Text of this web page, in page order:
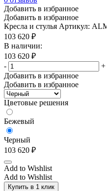
Добавить в избранное
Добавить в избранное
Кресла и стулья Артикул:
103 620 ₽
В наличии:
103 620 ₽
-
+
Добавить в избранное
Добавить в избранное
Цветовые решения
Бежевый
Черный
103 620 ₽
Add to Wishlist
Add to Wishlist
Купить в 1 клик